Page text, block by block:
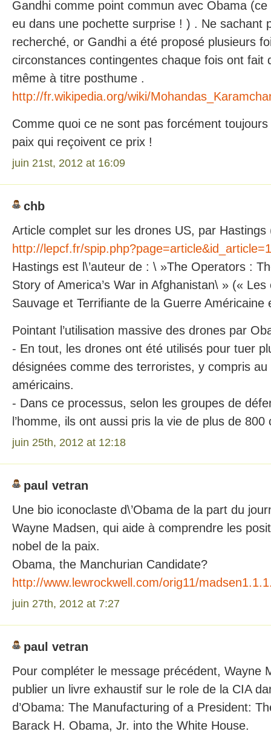
Gandhi comme point commun avec Obama (ce
eu dans une pochette surprise ! ) . Ne sachant
recherché, or Gandhi a été proposé plusieurs
circonstances contingentes chaque fois ont fait
même à titre posthume .
http://fr.wikipedia.org/wiki/
Comme quoi ce ne sont pas forcément
paix qui reçoivent ce prix !
juin 21st, 2012 at 16:09
chb
Article complet sur les drones US, par
http://lepcf.fr/
Hastings est l\’auteur de : \ »The Operators :
Story of America’s War in Afghanistan\ » (« Les
Sauvage et Terrifiante de la Guerre Américaine
Pointant l’utilisation massive des drones par
- En tout, les drones ont été utilisés pour tuer
désignées comme des terroristes, y compris
américains.
- Dans ce processus, selon les groupes de
l’homme, ils ont aussi pris la vie de plus de 800
juin 25th, 2012 at 12:18
paul vetran
Une bio iconoclaste d\’Obama de la part du
Wayne Madsen, qui aide à comprendre les
nobel de la paix.
Obama, the Manchurian Candidate?
http://www.lewrockwell.com/orig11/
juin 27th, 2012 at 7:27
paul vetran
Pour compléter le message précédent, Wayne
publier un livre exhaustif sur le role de la CIA
d’Obama: The Manufacturing of a President:
Barack H. Obama, Jr. into the White House.